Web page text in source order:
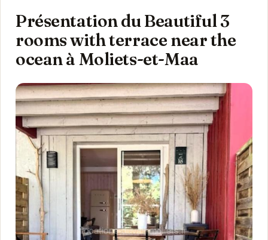
Présentation du Beautiful 3
rooms with terrace near the
ocean à Moliets-et-Maa